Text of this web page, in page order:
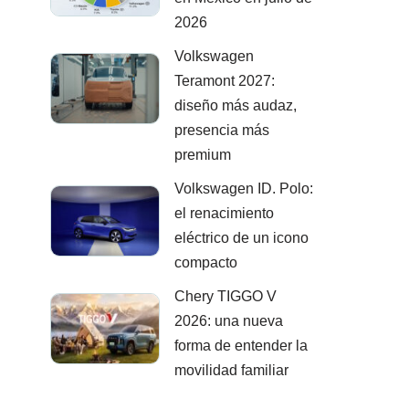
2026
Volkswagen
Teramont 2027:
diseño más audaz,
presencia más
premium
Volkswagen ID. Polo:
el renacimiento
eléctrico de un icono
compacto
Chery TIGGO V
2026: una nueva
forma de entender la
movilidad familiar